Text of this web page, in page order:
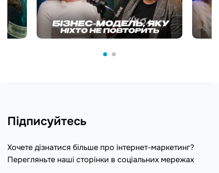
Підписуйтесь
Хочете дізнатися більше про інтернет-маркетинг?
Перегляньте наші сторінки в соціальних мережах